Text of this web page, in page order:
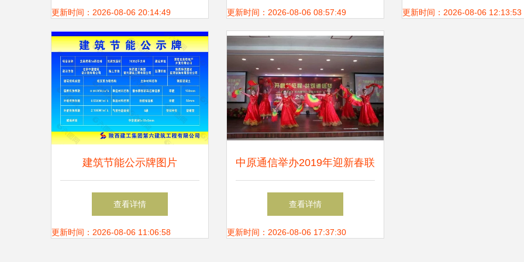
更新时间：2026-08-06 20:14:49 更新时间：2026-08-06 08:57:49 单】价格_厂家_图片
更新时间：2026-08-06 12:13:53
建筑节能公示牌图片
查看详情
更新时间：2026-08-06 11:06:58
中原通信举办2019年迎新春联
欢会
查看详情
更新时间：2026-08-06 17:37:30